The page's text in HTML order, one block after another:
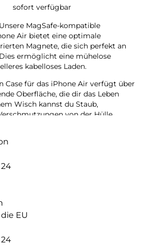
sofort verfügbar
MagSafe-kompatible
Air bietet eine optimale
Magnete, die sich perfekt an
ermöglicht eine mühelose
kabelloses Laden.
Case für das iPhone Air verfügt über
Oberfläche, die dir das Leben
Wisch kannst du Staub,
von der Hülle
in neuem Glanz erstrahlen lassen.
Flecken und lässt sich mühelos
Air Case bietet erhöhte Kanten
Mikrofaser, um Kratzer auf dem
effektiv zu verhindern. Die
das Display vor direktem Kontakt
somit Kratzer bei
oder Abnutzungen. Das weiche
dafür, dass das Gehäuse des
ist und frei von Kratzern bleibt.
EU